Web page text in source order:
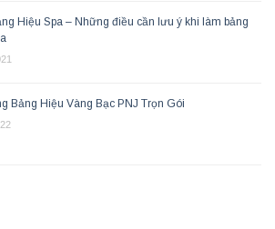
Hiệu Spa – Những điều cần lưu ý khi làm bảng
Bảng Hiệu Vàng Bạc PNJ Trọn Gói